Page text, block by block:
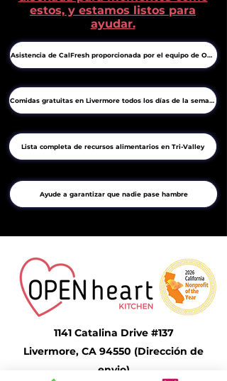
estos, y estamos listos para
ayudar.
Asistencia de CalFresh proporcionada por el equipo de OHK
Comidas gratuitas en Livermore todos los días de la semana
Lista completa de recursos alimentarios en Tri-Valley
Ayude a garantizar que nadie pase hambre
1141 Catalina Drive #137
Livermore, CA 94550 (Dirección de
envio)